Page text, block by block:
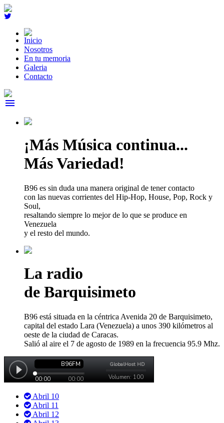
Inicio
Nosotros
En tu memoria
Galeria
Contacto
menu
¡Más Música continua...
Más Variedad!
B96 es sin duda una manera original de tener contacto
con las nuevas corrientes del Hip-Hop, House, Pop, Rock y
Soul,
resaltando siempre lo mejor de lo que se produce en
Venezuela
y el resto del mundo.
La radio
de Barquisimeto
B96 está situada en la céntrica Avenida 20 de Barquisimeto,
capital del estado Lara (Venezuela) a unos 390 kilómetros al
oeste de la ciudad de Caracas.
Salió al aire el 7 de agosto de 1989 en la frecuencia 95.9 Mhz.
Abril 10
Abril 11
Abril 12